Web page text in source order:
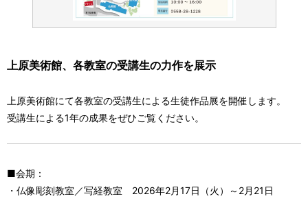
上原美術館、各教室の受講生の力作を展示
上原美術館にて各教室の受講生による生徒作品展を開催します。
受講生による1年の成果をぜひご覧ください。
■会期：
・仏像彫刻教室／写経教室 2026年2月17日（火）～2月21日